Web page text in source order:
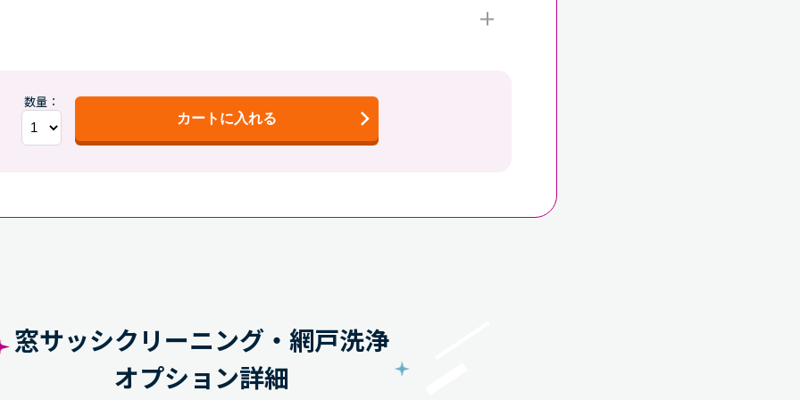
数量：
カートに入れる
窓サッシクリーニング・網戸洗浄
オプション詳細